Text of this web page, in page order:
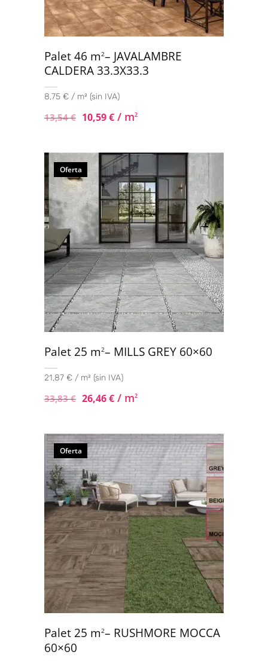
Palet 46 m2– JAVALAMBRE
CALDERA 33.3X33.3
8,75 € / m² (sin IVA)
13,54€ 10,59€ / m2
Oferta
Palet 25 m2– MILLS GREY 60×60
21,87 € / m² (sin IVA)
33,83€ 26,46€ / m2
Oferta
Palet 25 m2– RUSHMORE MOCCA
60×60